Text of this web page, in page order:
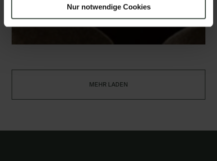
Nur notwendige Cookies
MEHR LADEN